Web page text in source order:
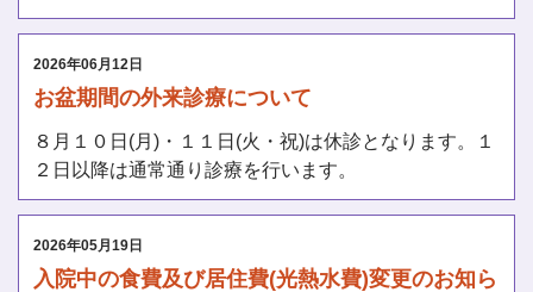
2026年06月12日
お盆期間の外来診療について
８月１０日(月)・１１日(火・祝)は休診となります。１
２日以降は通常通り診療を行います。
2026年05月19日
入院中の食費及び居住費(光熱水費)変更のお知ら